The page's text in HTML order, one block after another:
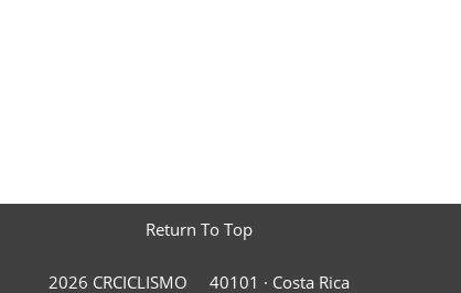
Return To Top
2026 CRCICLISMO 40101 · Costa Rica